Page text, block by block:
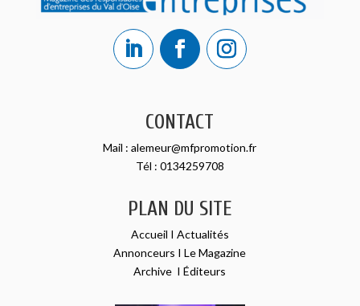
CONTACT
Mail :alemeur@mfpromotion.fr
Tél : 0134259708
PLAN DU SITE
Accueil I Actualités
Annonceurs ILe Magazine
Archive IÉditeurs